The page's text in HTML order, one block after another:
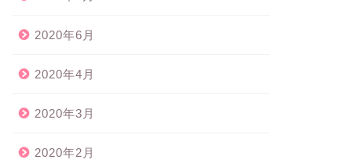
2020年6月
2020年4月
2020年3月
2020年2月